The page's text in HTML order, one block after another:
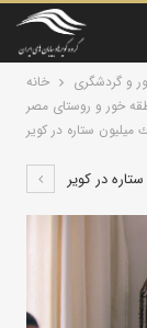
خانه و گردشگری
خور و روستای مصر
ستاره در كوير